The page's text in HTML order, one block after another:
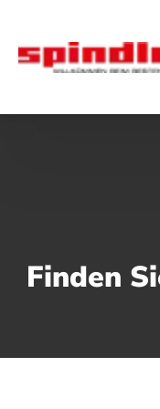
Finden